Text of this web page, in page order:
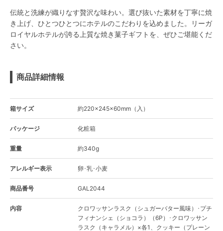
伝統と洗練が織りなす贅沢な味わい。選び抜いた素材を丁寧に焼
き上げ、ひとつひとつにホテルのこだわりを込めました。リーガ
ロイヤルホテルが誇る上質な焼き菓子ギフトを、ぜひご堪能くだ
さい。
商品詳細情報
箱サイズ 約220×245×60mm（入）
パッケージ 化粧箱
重量 約340g
アレルギー表示 卵･乳･小麦
商品番号 GAL2044
内容
クロワッサンラスク（シュガーバター風味）･プチ
フィナンシェ（ショコラ）（6P）･クロワッサン
ラスク（キャラメル）×各1、クッキー（プレーン